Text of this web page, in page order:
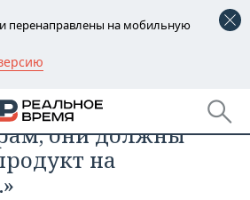
перенаправлены на мобильную
упрек
они должны
на